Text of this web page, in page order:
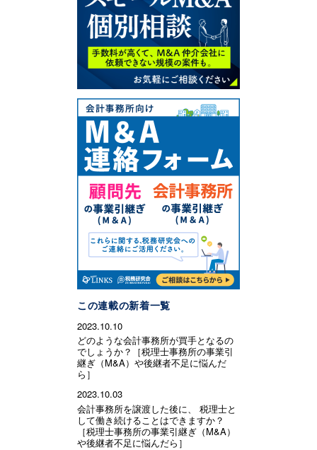
この連載の新着一覧
2023.10.10
どのような会計事務所が買手となるの
でしょうか？［税理士事務所の事業引
継ぎ（M&A）や後継者不足に悩んだ
ら］
2023.10.03
会計事務所を譲渡した後に、 税理士と
して働き続けることはできますか？
［税理士事務所の事業引継ぎ（M&A）
や後継者不足に悩んだら］